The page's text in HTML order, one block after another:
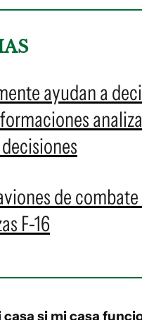
ayudan a
de
F-16
si mi casa